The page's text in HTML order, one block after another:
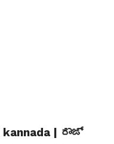
| ರಾಜ್